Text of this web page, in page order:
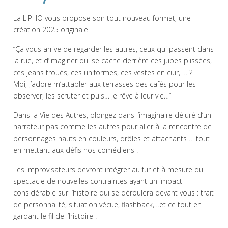
La LIPHO vous propose son tout nouveau format, une
création 2025 originale !
“Ça vous arrive de regarder les autres, ceux qui passent dans
la rue, et d’imaginer qui se cache derrière ces jupes plissées,
ces jeans troués, ces uniformes, ces vestes en cuir, … ?
Moi, j’adore m’attabler aux terrasses des cafés pour les
observer, les scruter et puis… je rêve à leur vie…”
Dans la Vie des Autres, plongez dans l’imaginaire déluré d’un
narrateur pas comme les autres pour aller à la rencontre de
personnages hauts en couleurs, drôles et attachants … tout
en mettant aux défis nos comédiens !
Les improvisateurs devront intégrer au fur et à mesure du
spectacle de nouvelles contraintes ayant un impact
considérable sur l’histoire qui se déroulera devant vous : trait
de personnalité, situation vécue, flashback,…et ce tout en
gardant le fil de l’histoire !